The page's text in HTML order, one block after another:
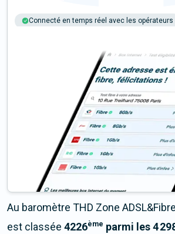
Connecté en temps réel avec les opérateurs
Au baromètre THD Zone
est classée 4226ème parmi les 4